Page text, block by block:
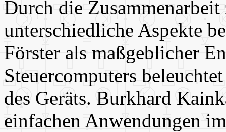
Durch die
unterschiedliche Aspekte
Förster als maßgeblicher
Steuercomputers
des Geräts. Burkhard
einfachen Anwendungen